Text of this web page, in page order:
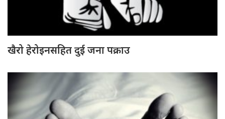
खैरो हेरोइनसहित दुई जना पक्राउ